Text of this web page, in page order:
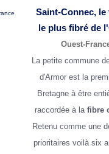
Saint-Connec, le
le plus fibréde
Ouest-
La petite commune
d'Armor est la
Bretagne à être
raccordée à la fibre
Retenu comme une
prioritaires voilà six